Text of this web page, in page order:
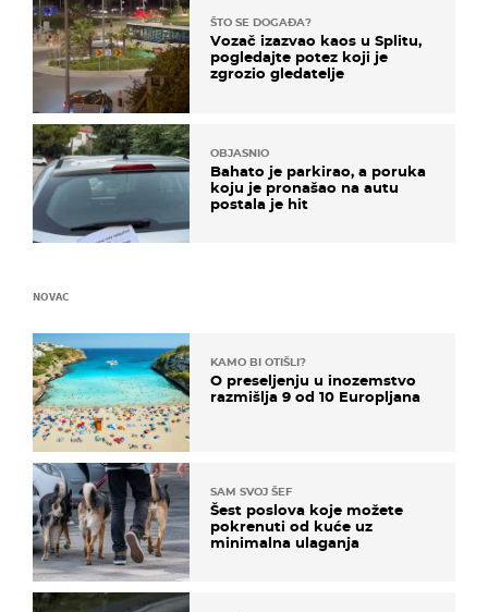
ŠTO SE DOGAĐA?
Vozač izazvao kaos u Splitu,
pogledajte potez koji je
zgrozio gledatelje
OBJASNIO
Bahato je parkirao, a poruka
koju je pronašao na autu
postala je hit
NOVAC
KAMO BI OTIŠLI?
O preseljenju u inozemstvo
razmišlja 9 od 10 Europljana
SAM SVOJ ŠEF
Šest poslova koje možete
pokrenuti od kuće uz
minimalna ulaganja